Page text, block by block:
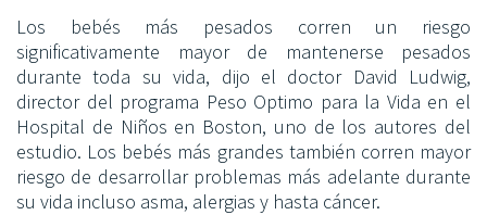
Los bebés más pesados corren un riesgo
significativamente mayor de mantenerse pesados
durante toda su vida, dijo el doctor David Ludwig,
director del programa Peso Optimo para la Vida en el
Hospital de Niños en Boston, uno de los autores del
estudio. Los bebés más grandes también corren mayor
riesgo de desarrollar problemas más adelante durante
su vida incluso asma, alergias y hasta cáncer.